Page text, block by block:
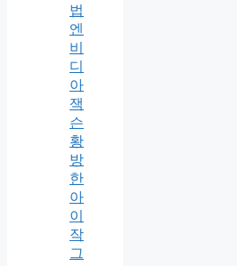
법
엔
비
디
아
잭
슨
황
방
한
아
이
작
그